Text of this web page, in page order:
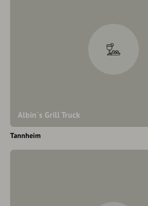
Albin´s Grill Truck
Tannheim